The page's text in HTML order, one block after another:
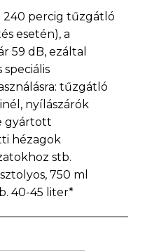
240 percig tűzgátló
esetén), a
59 dB, ezáltal
tűzgátló
nyílászárók
gyártott
hézagok
stb.
750 ml
40-45 liter*